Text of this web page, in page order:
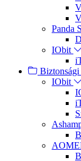
Panda
IObit
Biztonsági
IObit